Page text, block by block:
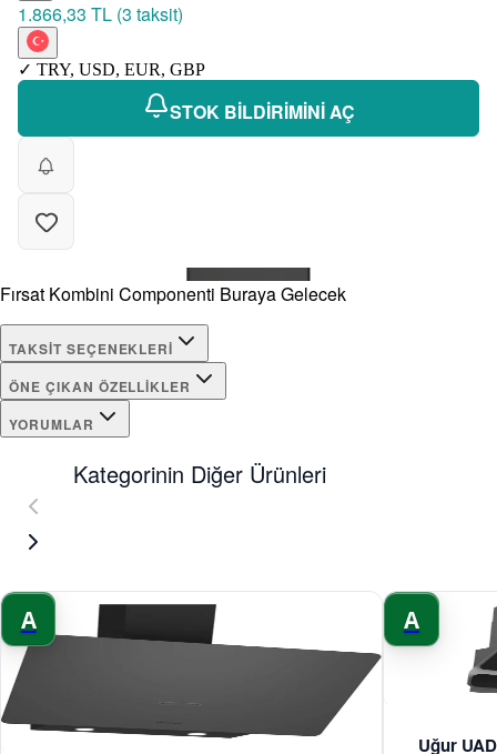
1.866,33 TL (3 taksit)
✓ TRY, USD, EUR, GBP
STOK BİLDİRİMİNİ AÇ
Fırsat Kombini Componenti Buraya Gelecek
TAKSIT SEÇENEKLERI
ÖNE ÇIKAN ÖZELLIKLER
YORUMLAR
Kategorinin Diğer Ürünleri
A A
Uğur